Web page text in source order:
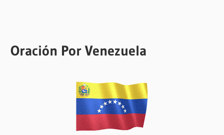
Oración Por Venezuela